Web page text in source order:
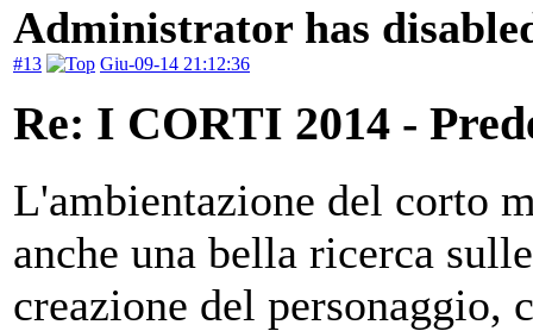
Administrator has
#13 Giu-09-14 21:12:36
Re: I CORTI 2014 -
L'ambientazione del corto
anche una bella ricerca
creazione del personaggio,